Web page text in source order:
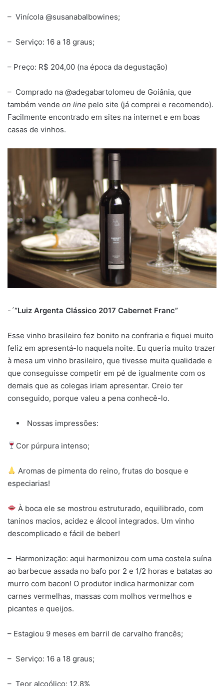
– Vinícola @susanabalbowines;
– Serviço: 16 a 18 graus;
– Preço: R$ 204,00 (na época da degustação)
– Comprado na @adegabartolomeu de Goiânia, que
também vende on line pelo site (já comprei e recomendo).
Facilmente encontrado em sites na internet e em boas
casas de vinhos.
-´“Luiz Argenta Clássico 2017 Cabernet Franc”
Esse vinho brasileiro fez bonito na confraria e fiquei muito
feliz em apresentá-lo naquela noite. Eu queria muito trazer
à mesa um vinho brasileiro, que tivesse muita qualidade e
que conseguisse competir em pé de igualmente com os
demais que as colegas iriam apresentar. Creio ter
conseguido, porque valeu a pena conhecê-lo.
Nossas impressões:
Cor púrpura intenso;
Aromas de pimenta do reino, frutas do bosque e
especiarias!
À boca ele se mostrou estruturado, equilibrado, com
taninos macios, acidez e álcool integrados. Um vinho
descomplicado e fácil de beber!
– Harmonização: aqui harmonizou com uma costela suína
ao barbecue assada no bafo por 2 e 1/2 horas e batatas ao
murro com bacon! O produtor indica harmonizar com
carnes vermelhas, massas com molhos vermelhos e
picantes e queijos.
– Estagiou 9 meses em barril de carvalho francês;
– Serviço: 16 a 18 graus;
– Teor alcoólico: 12,8%